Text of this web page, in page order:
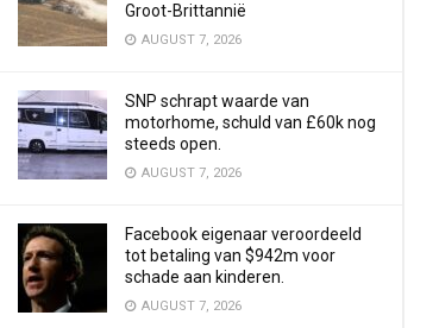
Groot-Brittannië
AUGUST 7, 2026
SNP schrapt waarde van
motorhome, schuld van £60k nog
steeds open.
AUGUST 7, 2026
Facebook eigenaar veroordeeld
tot betaling van $942m voor
schade aan kinderen.
AUGUST 7, 2026